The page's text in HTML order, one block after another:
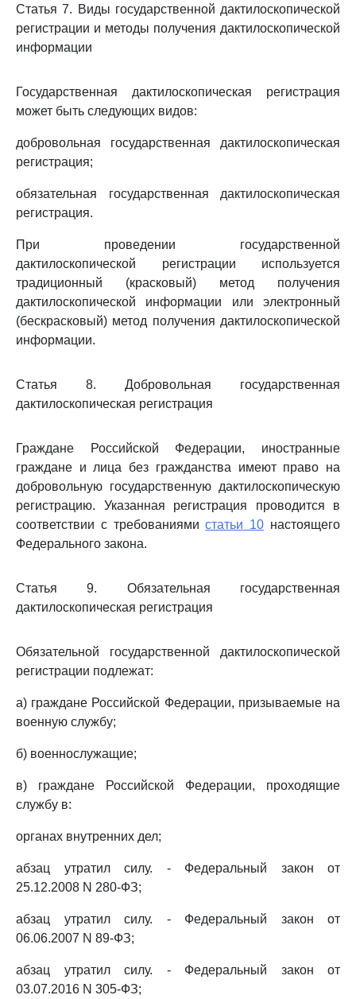
Статья 7. Виды государственной дактилоскопической
регистрации и методы получения дактилоскопической
информации
Государственная дактилоскопическая регистрация
может быть следующих видов:
добровольная государственная дактилоскопическая
регистрация;
обязательная государственная дактилоскопическая
регистрация.
При проведении государственной
дактилоскопической регистрации используется
традиционный (красковый) метод получения
дактилоскопической информации или электронный
(бескрасковый) метод получения дактилоскопической
информации.
Статья 8. Добровольная государственная
дактилоскопическая регистрация
Граждане Российской Федерации, иностранные
граждане и лица без гражданства имеют право на
добровольную государственную дактилоскопическую
регистрацию. Указанная регистрация проводится в
соответствии с требованиямистатьи 10 настоящего
Федерального закона.
Статья 9. Обязательная государственная
дактилоскопическая регистрация
Обязательной государственной дактилоскопической
регистрации подлежат:
а) граждане Российской Федерации, призываемые на
военную службу;
б) военнослужащие;
в) граждане Российской Федерации, проходящие
службу в:
органах внутренних дел;
абзац утратил силу. - Федеральный закон от
25.12.2008 N 280-ФЗ;
абзац утратил силу. - Федеральный закон от
06.06.2007 N 89-ФЗ;
абзац утратил силу. - Федеральный закон от
03.07.2016 N 305-ФЗ;